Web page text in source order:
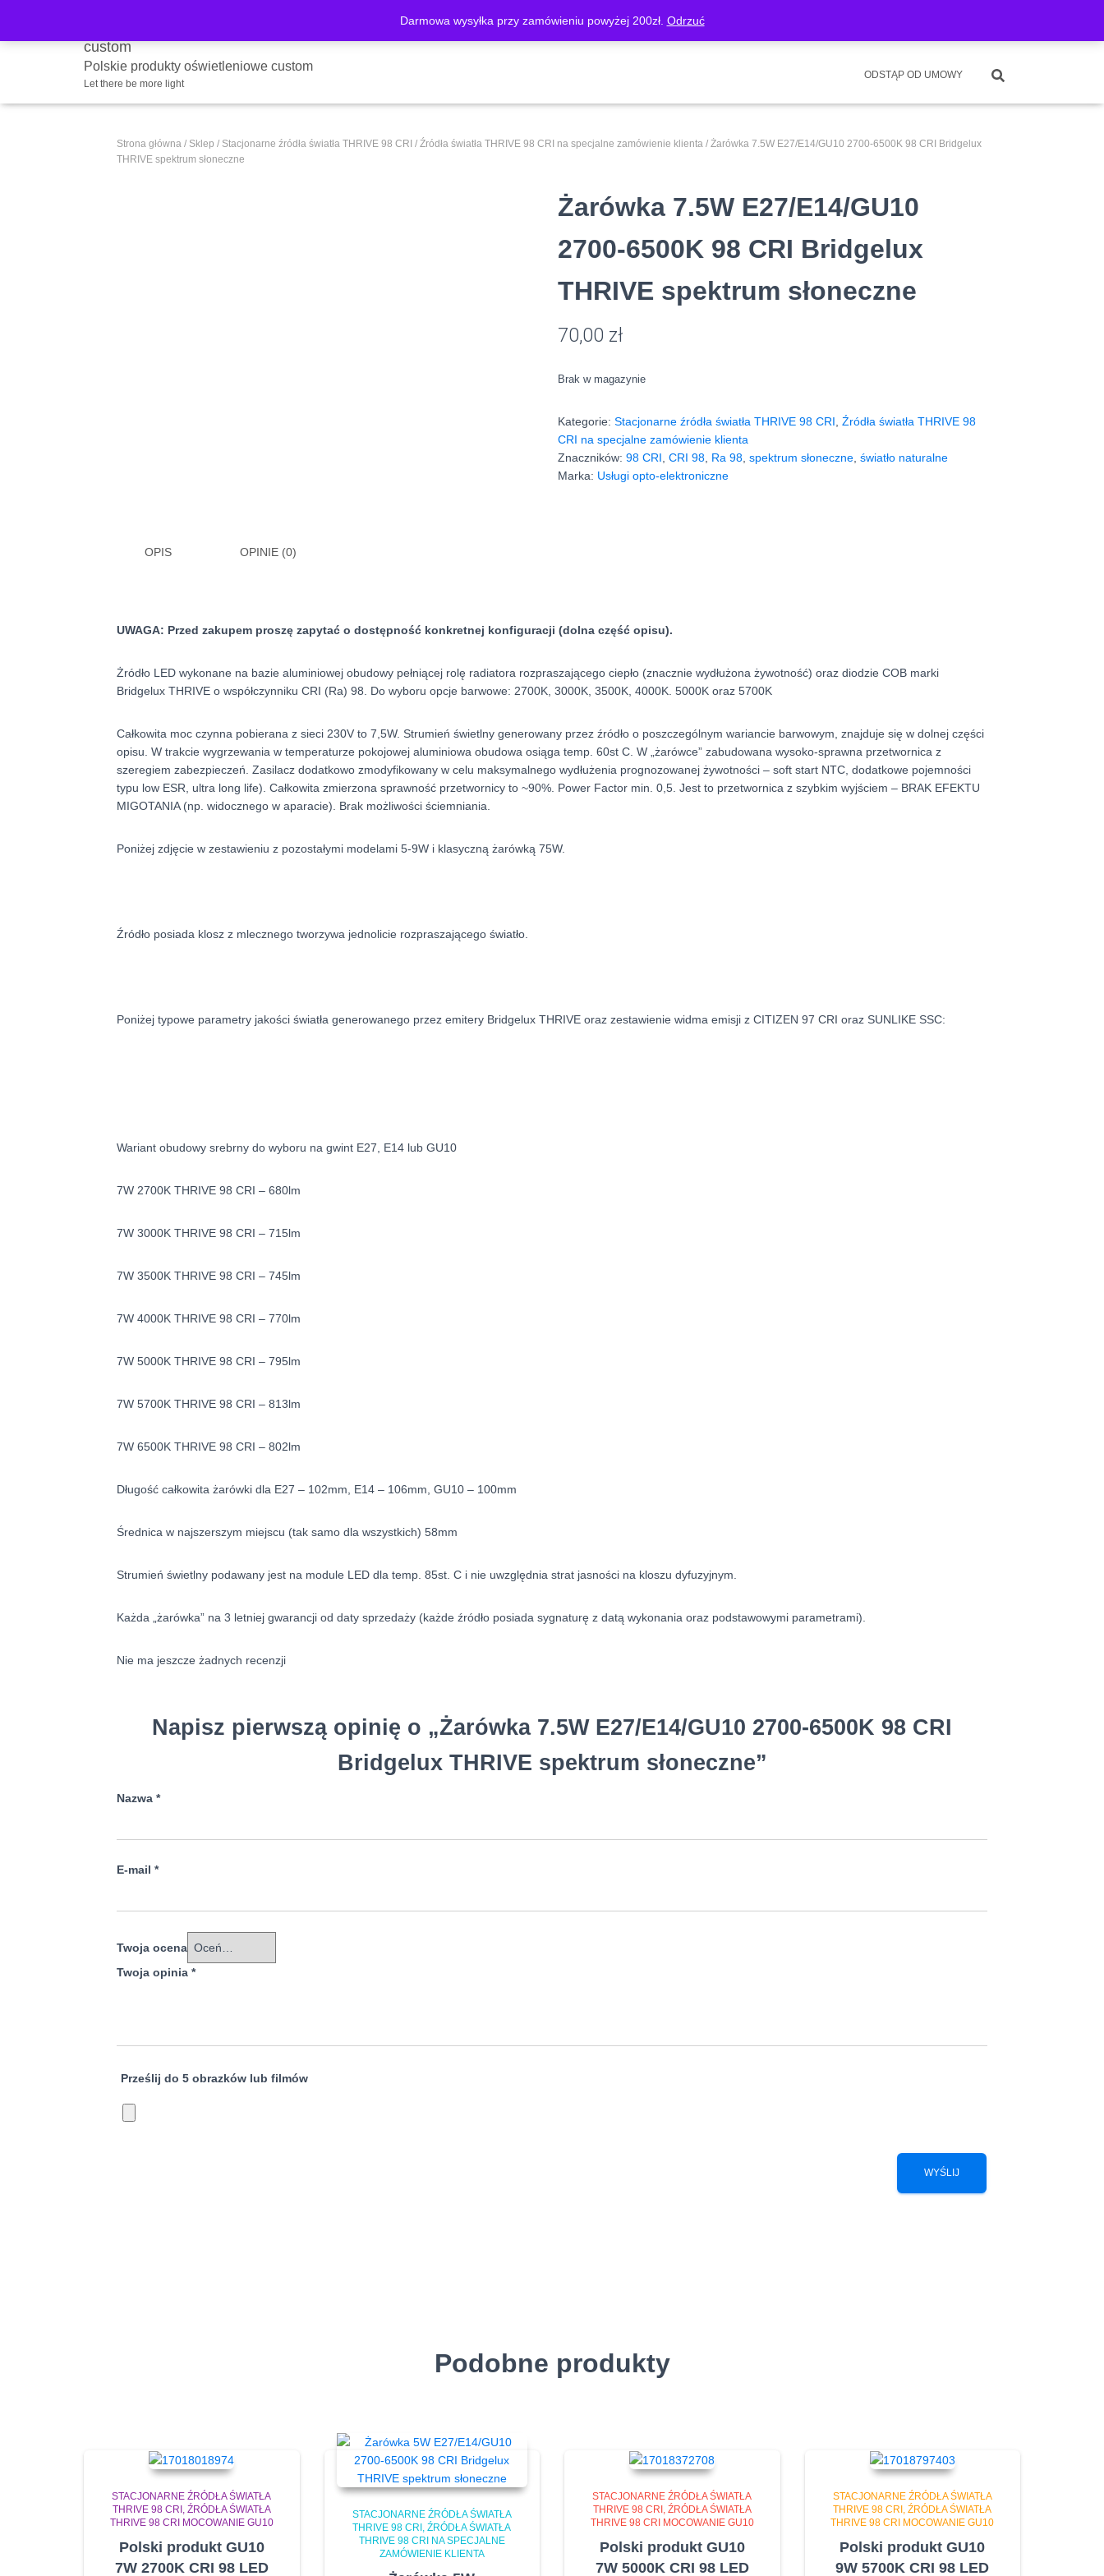
Darmowa wysyłka przy zamówieniu powyżej 200zł. Odrzuć
Polskie produkty oświetleniowe custom
Let there be more light
O FIRMIE SKLEP MOJE KONTO KOSZYK REGULAMIN
ODSTĄP OD UMOWY
Strona główna / Sklep / Stacjonarne źródła światła THRIVE 98 CRI / Źródła światła THRIVE 98 CRI na specjalne zamówienie klienta / Żarówka 7.5W E27/E14/GU10 2700-6500K 98 CRI Bridgelux
THRIVE spektrum słoneczne
Żarówka 7.5W E27/E14/GU10
2700-6500K 98 CRI Bridgelux
THRIVE spektrum słoneczne
70,00 zł
Brak w magazynie
Kategorie: Stacjonarne źródła światła THRIVE 98 CRI Źródła światła THRIVE 98
CRI na specjalne zamówienie klienta
Znaczników: 98 CRI CRI 98 Ra 98 spektrum słoneczne światło naturalne
Marka: Usługi opto-elektroniczne
OPIS OPINIE (0)
UWAGA: Przed zakupem proszę zapytać o dostępność konkretnej konfiguracji (dolna część opisu).
Żródło LED wykonane na bazie aluminiowej obudowy pełniącej rolę radiatora rozpraszającego ciepło (znacznie wydłużona żywotność) oraz diodzie COB marki
Bridgelux THRIVE o współczynniku CRI (Ra) 98. Do wyboru opcje barwowe: 2700K, 3000K, 3500K, 4000K. 5000K oraz 5700K
Całkowita moc czynna pobierana z sieci 230V to 7,5W. Strumień świetlny generowany przez źródło o poszczególnym wariancie barwowym, znajduje się w dolnej części
opisu. W trakcie wygrzewania w temperaturze pokojowej aluminiowa obudowa osiąga temp. 60st C. W „żarówce” zabudowana wysoko-sprawna przetwornica z
szeregiem zabezpieczeń. Zasilacz dodatkowo zmodyfikowany w celu maksymalnego wydłużenia prognozowanej żywotności – soft start NTC, dodatkowe pojemności
typu low ESR, ultra long life). Całkowita zmierzona sprawność przetwornicy to ~90%. Power Factor min. 0,5. Jest to przetwornica z szybkim wyjściem – BRAK EFEKTU
MIGOTANIA (np. widocznego w aparacie). Brak możliwości ściemniania.
Poniżej zdjęcie w zestawieniu z pozostałymi modelami 5-9W i klasyczną żarówką 75W.
Źródło posiada klosz z mlecznego tworzywa jednolicie rozpraszającego światło.
Poniżej typowe parametry jakości światła generowanego przez emitery Bridgelux THRIVE oraz zestawienie widma emisji z CITIZEN 97 CRI oraz SUNLIKE SSC:
Wariant obudowy srebrny do wyboru na gwint E27, E14 lub GU10
7W 2700K THRIVE 98 CRI – 680lm
7W 3000K THRIVE 98 CRI – 715lm
7W 3500K THRIVE 98 CRI – 745lm
7W 4000K THRIVE 98 CRI – 770lm
7W 5000K THRIVE 98 CRI – 795lm
7W 5700K THRIVE 98 CRI – 813lm
7W 6500K THRIVE 98 CRI – 802lm
Długość całkowita żarówki dla E27 – 102mm, E14 – 106mm, GU10 – 100mm
Średnica w najszerszym miejscu (tak samo dla wszystkich) 58mm
Strumień świetlny podawany jest na module LED dla temp. 85st. C i nie uwzględnia strat jasności na kloszu dyfuzyjnym.
Każda „żarówka” na 3 letniej gwarancji od daty sprzedaży (każde źródło posiada sygnaturę z datą wykonania oraz podstawowymi parametrami).
Nie ma jeszcze żadnych recenzji
Napisz pierwszą opinię o „Żarówka 7.5W E27/E14/GU10 2700-6500K 98 CRI
Bridgelux THRIVE spektrum słoneczne”
Nazwa *
E-mail *
Twoja ocena
Twoja opinia *
Prześlij do 5 obrazków lub filmów
Podobne produkty
STACJONARNE ŹRÓDŁA ŚWIATŁA
THRIVE 98 CRI
ŹRÓDŁA ŚWIATŁA
THRIVE 98 CRI MOCOWANIE GU10
Polski produkt GU10
7W 2700K CRI 98 LED
STACJONARNE ŹRÓDŁA ŚWIATŁA
THRIVE 98 CRI
ŹRÓDŁA ŚWIATŁA
THRIVE 98 CRI NA SPECJALNE
ZAMÓWIENIE KLIENTA
STACJONARNE ŹRÓDŁA ŚWIATŁA
THRIVE 98 CRI
ŹRÓDŁA ŚWIATŁA
THRIVE 98 CRI MOCOWANIE GU10
Polski produkt GU10
7W 5000K CRI 98 LED
STACJONARNE ŹRÓDŁA ŚWIATŁA
THRIVE 98 CRI
ŹRÓDŁA ŚWIATŁA
THRIVE 98 CRI MOCOWANIE GU10
Polski produkt GU10
9W 5700K CRI 98 LED